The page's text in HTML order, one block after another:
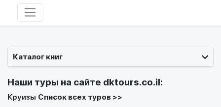
Каталог книг
Наши туры на сайте dktours.co.il:
Круизы Список всех туров >>